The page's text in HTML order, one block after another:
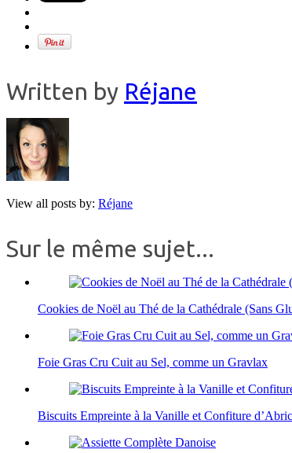
Written by Réjane
View all posts by: Réjane
Sur le même sujet...
Cookies de Noël au Thé de la Cathédrale (Sans
Foie Gras Cru Cuit au Sel, comme un Gravlax
Biscuits Empreinte à la Vanille et Confiture